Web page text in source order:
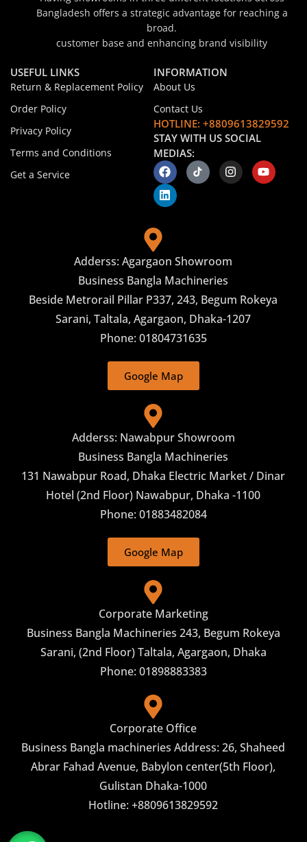
Bangladesh offers a strategic advantage for reaching a
broad.
customer base and enhancing brand visibility
USEFUL LINKS
Return & Replacement Policy
Order Policy
Privacy Policy
Terms and Conditions
Get a Service
INFORMATION
About Us
Contact Us
HOTLINE: +8809613829592
STAY WITH US SOCIAL
MEDIAS:
Adderss: Agargaon Showroom
Business Bangla Machineries
Beside Metrorail Pillar P337, 243, Begum Rokeya
Sarani, Taltala, Agargaon, Dhaka-1207
Phone: 01804731635
Google Map
Adderss: Nawabpur Showroom
Business Bangla Machineries
131 Nawabpur Road, Dhaka Electric Market / Dinar
Hotel (2nd Floor) Nawabpur, Dhaka -1100
Phone: 01883482084
Google Map
Phone: 01898883383
Corporate Marketing
Business Bangla Machineries 243, Begum Rokeya
Sarani, (2nd Floor) Taltala, Agargaon, Dhaka
Corporate Office
Business Bangla machineries Address: 26, Shaheed
Abrar Fahad Avenue, Babylon center(5th Floor),
Gulistan Dhaka-1000
Hotline: +8809613829592